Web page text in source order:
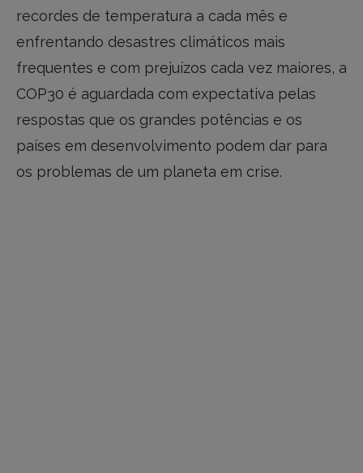
recordes de temperatura a cada mês e
enfrentando desastres climáticos mais
frequentes e com prejuízos cada vez maiores, a
COP30 é aguardada com expectativa pelas
respostas que os grandes potências e os
países em desenvolvimento podem dar para
os problemas de um planeta em crise.